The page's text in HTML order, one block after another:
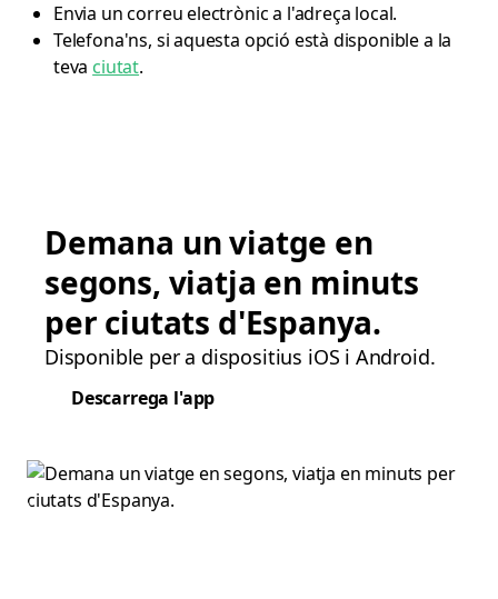
Envia un correu electrònic a l'adreça local.
Telefona'ns, si aquesta opció està disponible a la
teva ciutat.
Demana un viatge en
segons, viatja en minuts
per ciutats d'Espanya.
Disponible per a dispositius iOS i Android.
Descarrega l'app